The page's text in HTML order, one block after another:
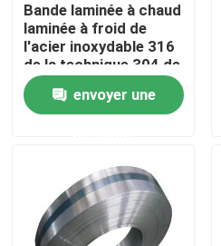
Accueil
A propos de nous
Contacts
Produits
Bande laminée à chaud
laminée à froid de
l'acier inoxydable 316
de la technique 304 de
la bande 2b en acier
principaleenvoyer une